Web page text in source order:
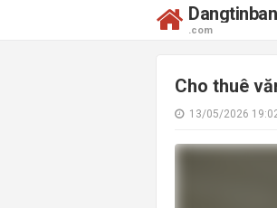
.com
Cho thuê
13/05/2026